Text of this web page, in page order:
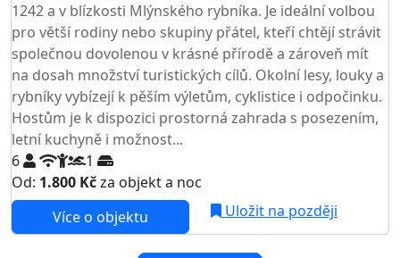
1242 a v blízkosti Mlýnského rybníka. Je ideální volbou
pro větší rodiny nebo skupiny přátel, kteří chtějí strávit
společnou dovolenou v krásné přírodě a zároveň mít
na dosah množství turistických cílů. Okolní lesy, louky a
rybníky vybízejí k pěším výletům, cyklistice i odpočinku.
Hostům je k dispozici prostorná zahrada s posezením,
letní kuchyně i možnost...
6
1
Od: 1.800 Kčza objekt a noc
Více o objektu Uložit na později